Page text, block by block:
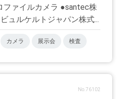
ファイルカメラ ●santec株
ュルケルトジャパン株式...
カメラ 展示会 検査
No.76102